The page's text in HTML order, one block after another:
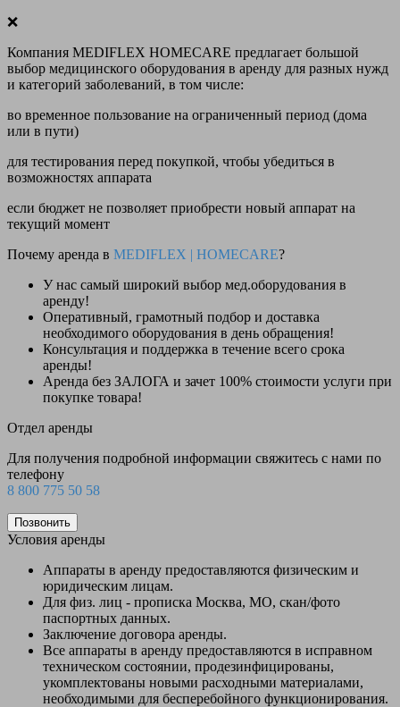
❌
Компания MEDIFLEX HOMECARE предлагает большой
выбор медицинского оборудования в аренду для разных нужд
и категорий заболеваний, в том числе:
во временное пользование на ограниченный период (дома
или в пути)
для тестирования перед покупкой, чтобы убедиться в
возможностях аппарата
если бюджет не позволяет приобрести новый аппарат на
текущий момент
Почему аренда в MEDIFLEX | HOMECARE?
У нас самый широкий выбор мед.оборудования в
аренду!
Оперативный, грамотный подбор и доставка
необходимого оборудования в день обращения!
Консультация и поддержка в течение всего срока
аренды!
Аренда без ЗАЛОГА и зачет 100% стоимости услуги при
покупке товара!
Отдел аренды
Для получения подробной информации свяжитесь с нами по
телефону
8 800 775 50 58
Позвонить
Условия аренды
Аппараты в аренду предоставляются физическим и
юридическим лицам.
Для физ. лиц - прописка Москва, МО, скан/фото
паспортных данных.
Заключение договора аренды.
Все аппараты в аренду предоставляются в исправном
техническом состоянии, продезинфицированы,
укомплектованы новыми расходными материалами,
необходимыми для бесперебойного функционирования.